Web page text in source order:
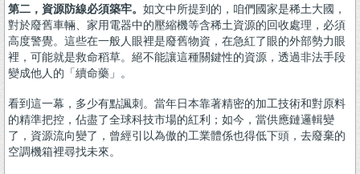
第二，資源防線必須築牢。 如文中所提到的，咱們國家是稀土大國，
對於廢舊車輛、家用電器中的壓縮機等含稀土資源的回收處理，必須
高度警覺。這些在一般人眼裡是廢舊物資，在急紅了眼的外部勢力眼
裡，可能就是救命稻草。絕不能讓這種關鍵性的資源，透過非法手段
變成他人的「續命藥」。
看到這一幕，多少有點諷刺。當年日本靠著精密的加工技術和對原料
的精準把控，佔盡了全球科技市場的紅利；如今，當供應鏈邏輯變
了，資源流向變了，曾經引以為傲的工業體係也得低下頭，去廢棄的
空調機箱裡尋找未來。